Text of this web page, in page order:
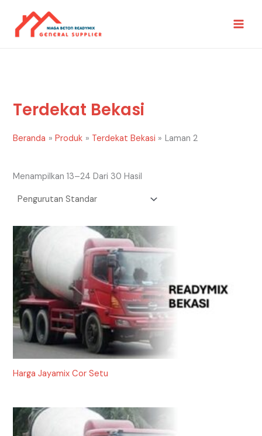
Konten
Terdekat Bekasi
Beranda Produk Terdekat Bekasi Laman 2
Menampilkan 13–24 Dari 30 Hasil
Harga Jayamix Cor Setu